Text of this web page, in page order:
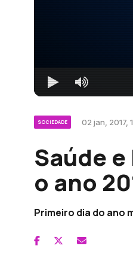
SOCIEDADE 02 jan, 2017,
Saúde
o ano
Primeiro dia do ano